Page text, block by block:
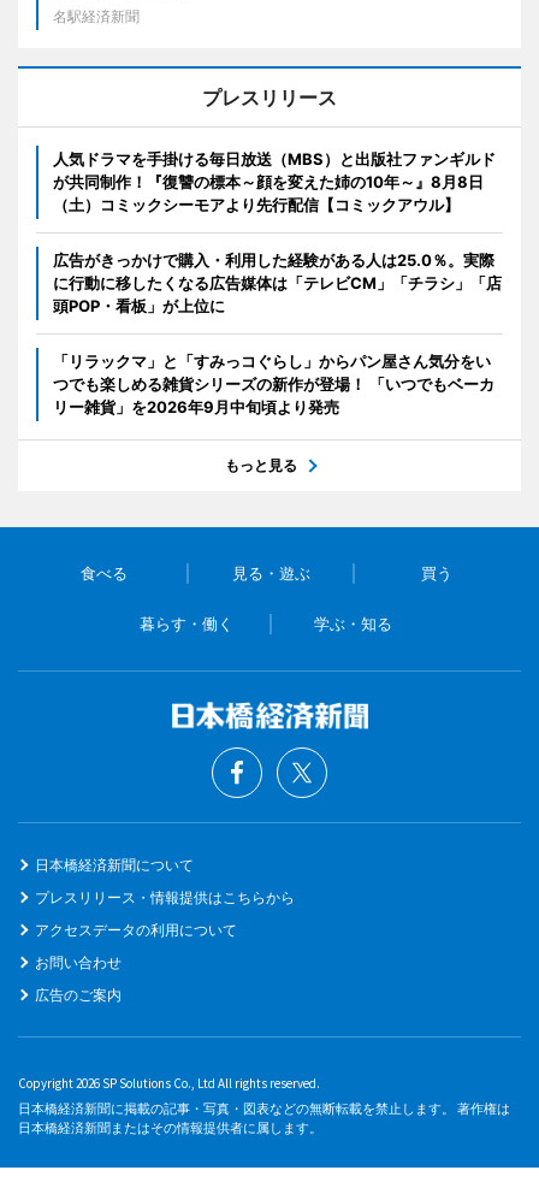
名駅経済新聞
プレスリリース
人気ドラマを手掛ける毎日放送（MBS）と出版社ファンギルド
が共同制作！『復讐の標本～顔を変えた姉の10年～』8月8日
（土）コミックシーモアより先行配信【コミックアウル】
広告がきっかけで購入・利用した経験がある人は25.0％。実際
に行動に移したくなる広告媒体は「テレビCM」「チラシ」「店
頭POP・看板」が上位に
「リラックマ」と「すみっコぐらし」からパン屋さん気分をい
つでも楽しめる雑貨シリーズの新作が登場！ 「いつでもベーカ
リー雑貨」を2026年9月中旬頃より発売
もっと見る
食べる 見る・遊ぶ 買う
暮らす・働く 学ぶ・知る
日本橋経済新聞について
プレスリリース・情報提供はこちらから
アクセスデータの利用について
お問い合わせ
広告のご案内
Copyright 2026 SP Solutions Co., Ltd All rights reserved.
日本橋経済新聞に掲載の記事・写真・図表などの無断転載を禁止します。 著作権は
日本橋経済新聞またはその情報提供者に属します。